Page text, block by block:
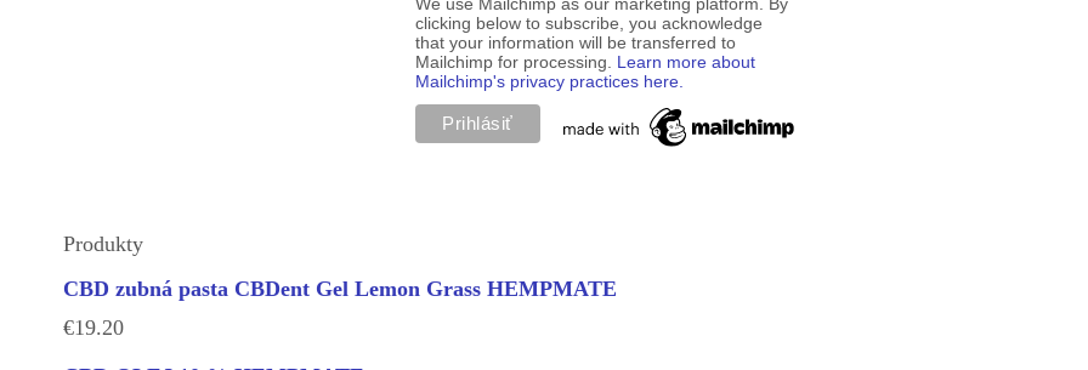
clicking below to subscribe, you acknowledge
that your information will be transferred to
Mailchimp for processing. Learn more about
Mailchimp's privacy practices here.
Produkty
CBD zubná pasta CBDent Gel Lemon Grass HEMPMATE
€19.20